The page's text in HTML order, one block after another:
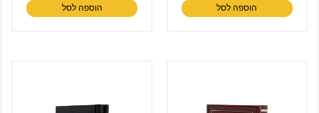
הוספה לסל הוספה לסל